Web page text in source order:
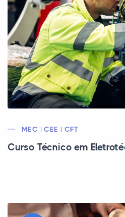
MEC | CEE | CFT
Curso Técnico em